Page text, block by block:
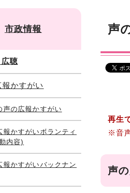
声
再生
※音
声
市政情報
聴
かすがい
声の広報かすがい
報かすがいボランティ
内容)
報かすがいバックナン